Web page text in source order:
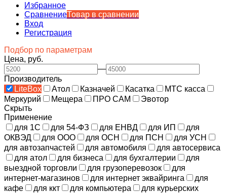
Избранное
СравнениеТовар в сравнении
Вход
Регистрация
Подбор по параметрам
Цена, руб.
—
Производитель
LiteBox
Атол Казначей Касатка
МТС касса
Меркурий
Мещера ПРО САМ
Эвотор
Скрыть
Применение
для 1С
для 54-ФЗ для ЕНВД для ИП
для
ОКВЭД
для ООО для ОСН для ПСН
для УСН
для автозапчастей
для автомобиля
для автосервиса
для атол
для бизнеса для бухгалтерии
для
выездной торговли
для грузоперевозок
для
интернет-магазинов
для интернет эквайринга
для
кафе
для ккт для компьютера
для курьерских